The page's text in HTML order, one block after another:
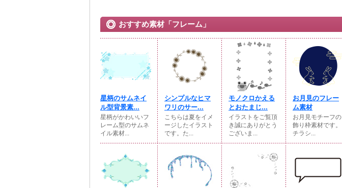
おすすめ素材「フレーム」
星柄のサムネイ
ル型背景素...
星柄がかわいいフ
レーム型のサムネ
イル素材...
シンプルなヒマ
ワリのサー...
こちらは夏をイメ
ージしたイラスト
です。た...
モノクロかえる
とおたまじ...
イラストをご覧頂
き誠にありがとう
ございま...
お月見のフレー
ム素材
お月見モチーフの
飾り枠素材です。
チラシ...